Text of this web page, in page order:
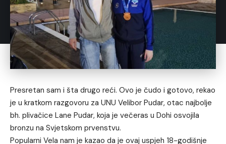
Presretan sam i šta drugo reći. Ovo je čudo i gotovo, rekao
je u kratkom razgovoru za UNU Velibor Pudar, otac najbolje
bh. plivačice Lane Pudar, koja je večeras u Dohi osvojila
bronzu na Svjetskom prvenstvu.
Popularni Vela nam je kazao da je ovaj uspjeh 18-godišnje